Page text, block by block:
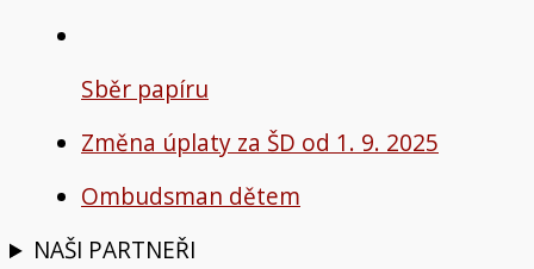
Sběr papíru
Změna úplaty za ŠD od 1. 9. 2025
Ombudsman dětem
NAŠI PARTNEŘI